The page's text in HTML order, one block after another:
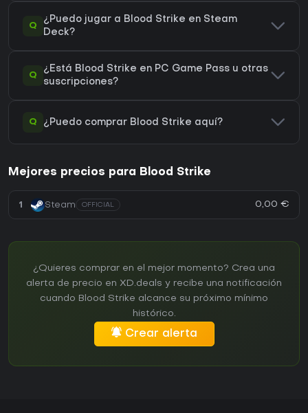
Q
¿Puedo jugar a Blood Strike en Steam
Deck?
Q
¿Está Blood Strike en PC Game Pass u otras
suscripciones?
Q ¿Puedo comprar Blood Strike aquí?
Mejores precios para Blood Strike
1 Steam OFFICIAL 0,00 €
¿Quieres comprar en el mejor momento? Crea una
alerta de precio en XD.deals y recibe una notificación
cuando Blood Strike alcance su próximo mínimo
histórico.
Crear alerta